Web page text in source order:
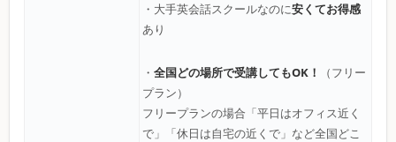
・大手英会話スクールなのに安くてお得感
あり
・ 全国どの場所で受講してもOK！
（フリー
プラン）
フリープランの場合「平日はオフィス近く
で」「休日は自宅の近くで」など全国どこ